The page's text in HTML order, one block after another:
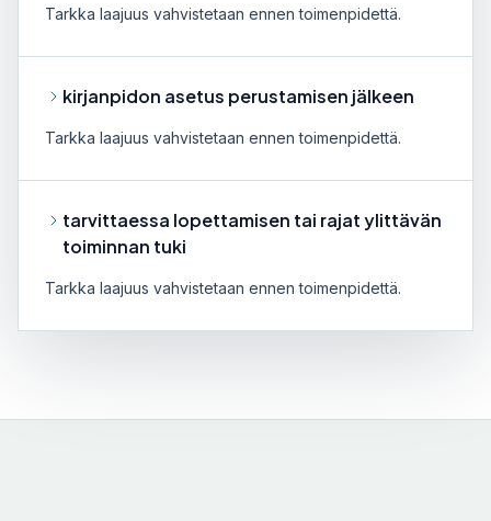
Tarkka laajuus vahvistetaan ennen toimenpidettä.
kirjanpidon asetus perustamisen jälkeen
Tarkka laajuus vahvistetaan ennen toimenpidettä.
tarvittaessa lopettamisen tai rajat ylittävän
toiminnan tuki
Tarkka laajuus vahvistetaan ennen toimenpidettä.